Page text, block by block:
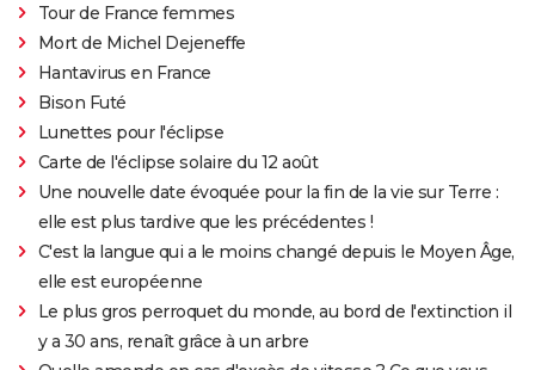
Tour de France femmes
Mort de Michel Dejeneffe
Hantavirus en France
Bison Futé
Lunettes pour l'éclipse
Carte de l'éclipse solaire du 12 août
Une nouvelle date évoquée pour la fin de la vie sur Terre :
elle est plus tardive que les précédentes !
C'est la langue qui a le moins changé depuis le Moyen Âge,
elle est européenne
Le plus gros perroquet du monde, au bord de l'extinction il
y a 30 ans, renaît grâce à un arbre